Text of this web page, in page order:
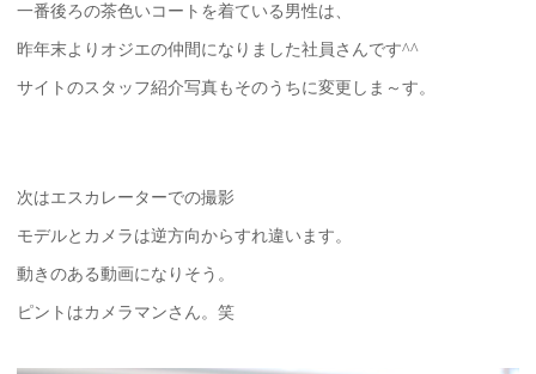
一番後ろの茶色いコートを着ている男性は、
昨年末よりオジエの仲間になりました社員さんです^^
サイトのスタッフ紹介写真もそのうちに変更しま～す。
次はエスカレーターでの撮影
モデルとカメラは逆方向からすれ違います。
動きのある動画になりそう。
ピントはカメラマンさん。笑